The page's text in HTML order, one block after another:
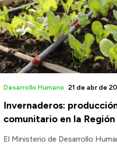
Invernaderos:
comunitario en la Región
Desarrollo Humano 21 de abr de
El Ministerio de Desarrollo